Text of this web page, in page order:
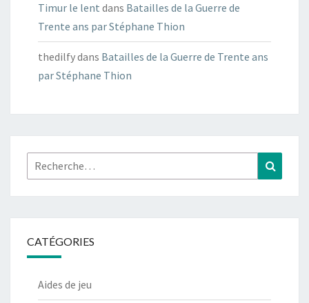
Timur le lent dans Batailles de la Guerre de
Trente ans par Stéphane Thion
thedilfydans Batailles de la Guerre de Trente ans
par Stéphane Thion
Rechercher :
CATÉGORIES
Aides de jeu